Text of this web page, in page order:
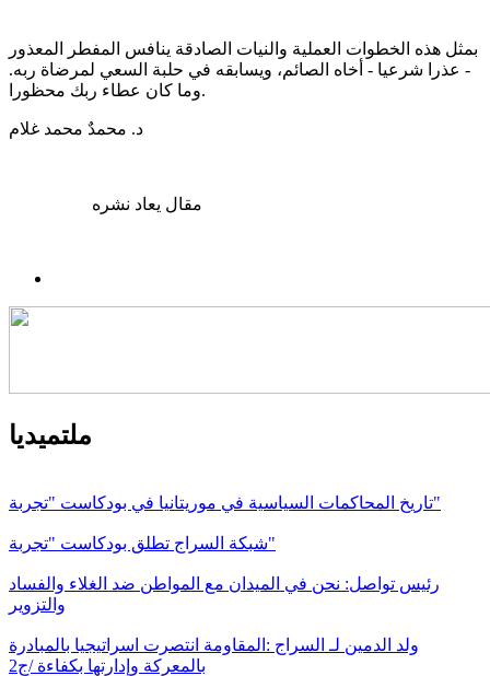
بمثل هذه الخطوات العملية والنيات الصادقة ينافس المفطر المعذور
- عذرا شرعيا - أخاه الصائم، ويسابقه في حلبة السعي لمرضاة ربه.
وما كان عطاء ربك محظورا.
د. محمدٌ محمد غلام
مقال يعاد نشره
ملتميديا
تاريخ المحاكمات السياسية في موريتانيا في بودكاست "تجربة"
شبكة السراج تطلق بودكاست "تجربة"
رئيس تواصل: نحن في الميدان مع المواطن ضد الغلاء والفساد
والتزوير
ولد الدمين لـ السراج :المقاومة انتصرت اسراتيجيا بالمبادرة
بالمعركة وإدارتها بكفاءة /ج2